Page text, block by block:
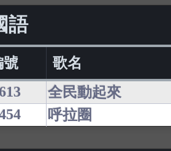
語
號
歌名
全民動起來
呼拉圈